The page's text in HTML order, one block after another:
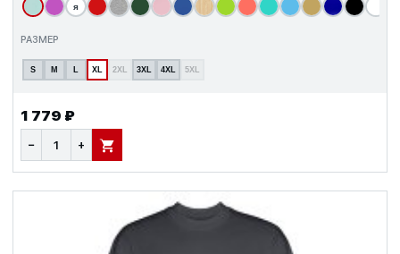
я
РАЗМЕР
S M L XL 2XL 3XL 4XL 5XL
1 779 ₽
− + В КОРЗИНУ